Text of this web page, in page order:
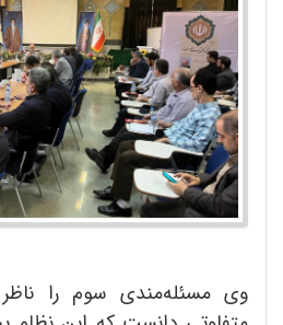
وی مسئله‌مندی سوم را